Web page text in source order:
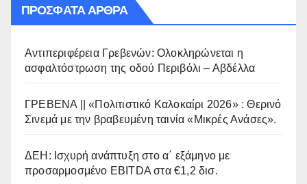
ΠΡΌΣΦΑΤΑ ΆΡΘΡΑ
Αντιπεριφέρεια Γρεβενών: Ολοκληρώνεται η
ασφαλτόστρωση της οδού Περιβόλι – Αβδέλλα
ΓΡΕΒΕΝΑ || «Πολιτιστικό Καλοκαίρι 2026» : Θερινό
Σινεμά με την βραβευμένη ταινία «Μικρές Ανάσες».
ΔΕΗ: Ισχυρή ανάπτυξη στο α΄ εξάμηνο με
προσαρμοσμένο EBITDA στα €1,2 δισ.